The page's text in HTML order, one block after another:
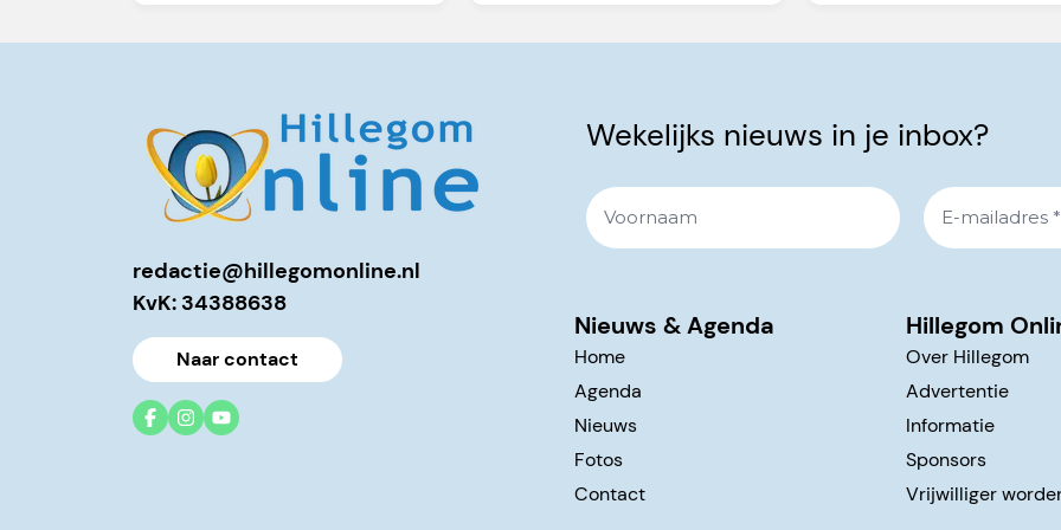
redactie@hillegomonline.nl
KvK: 34388638
Naar contact
Wekelijks nieuws in je inbox?
Nieuws & Agenda
Home
Agenda
Nieuws
Fotos
Contact
Hillegom
Over Hillegom
Advertentie
Informatie
Sponsors
Vrijwilliger